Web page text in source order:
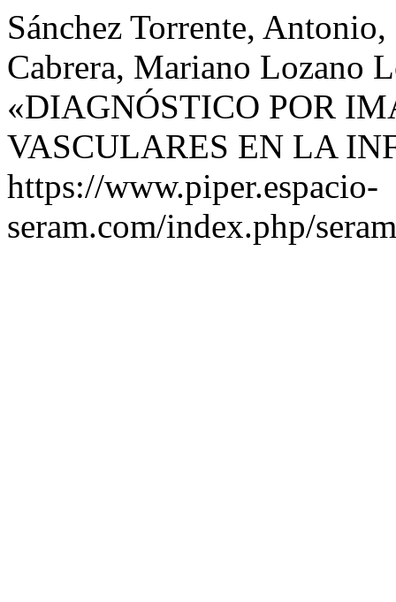
Sánchez Torrente,
Cabrera, Mariano Lozano
«DIAGNÓSTICO POR
VASCULARES EN LA
https://www.piper.espacio-
seram.com/index.php/